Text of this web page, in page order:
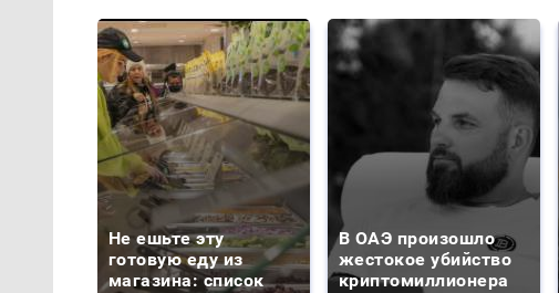
Не ешьте эту
готовую еду из
магазина: список
В ОАЭ произошло
жестокое убийство
криптомиллионера